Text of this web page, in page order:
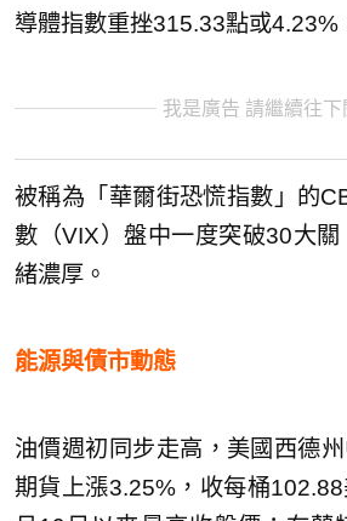
導體指數重挫315.33點或4.23%
我是廣告 請繼續往下
被稱為「華爾街恐慌指數」的
數（VIX）盤中一度突破30大
緒濃厚。
能源與債市動態
油價週初同步走高，美國西德州
期貨上漲3.25%，收每桶